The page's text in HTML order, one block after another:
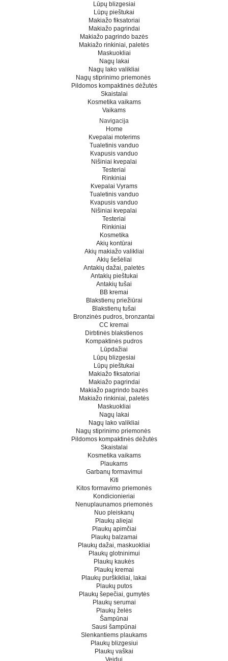
Lūpų blizgesiai
Lūpų pieštukai
Makiažo fiksatoriai
Makiažo pagrindai
Makiažo pagrindo bazės
Makiažo rinkiniai, paletės
Maskuokliai
Nagų lakai
Nagų lako valikliai
Nagų stiprinimo priemonės
Pildomos kompaktinės dėžutės
Skaistalai
Kosmetika vaikams
Vaikams
Navigacija
Home
Kvepalai moterims
Tualetinis vanduo
Kvapusis vanduo
Nišiniai kvepalai
Testeriai
Rinkiniai
Kvepalai Vyrams
Tualetinis vanduo
Kvapusis vanduo
Nišiniai kvepalai
Testeriai
Rinkiniai
Kosmetika
Akių kontūrai
Akių makiažo valikliai
Akių šešėliai
Antakių dažai, paletės
Antakių pieštukai
Antakių tušai
BB kremai
Blakstienų priežiūrai
Blakstienų tušai
Bronzinės pudros, bronzantai
CC kremai
Dirbtinės blakstienos
Kompaktinės pudros
Lūpdažiai
Lūpų blizgesiai
Lūpų pieštukai
Makiažo fiksatoriai
Makiažo pagrindai
Makiažo pagrindo bazės
Makiažo rinkiniai, paletės
Maskuokliai
Nagų lakai
Nagų lako valikliai
Nagų stiprinimo priemonės
Pildomos kompaktinės dėžutės
Skaistalai
Kosmetika vaikams
Plaukams
Garbanų formavimui
Kiti
Kitos formavimo priemonės
Kondicionieriai
Nenuplaunamos priemonės
Nuo pleiskanų
Plaukų aliejai
Plaukų apimčiai
Plaukų balzamai
Plaukų dažai, maskuokliai
Plaukų glotninimui
Plaukų kaukės
Plaukų kremai
Plaukų purškikliai, lakai
Plaukų putos
Plaukų šepečiai, gumytės
Plaukų serumai
Plaukų želės
Šampūnai
Sausi šampūnai
Slenkantiems plaukams
Plaukų blizgesiui
Plaukų vaškai
Veidui